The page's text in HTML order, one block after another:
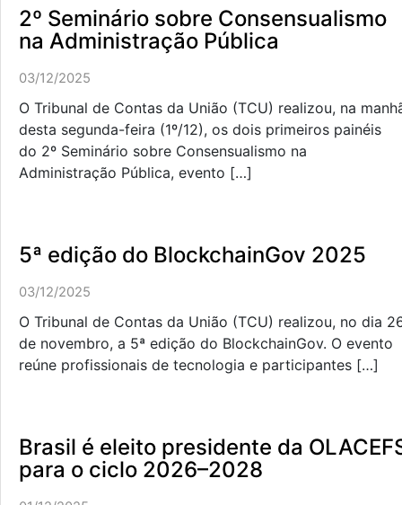
2º Seminário sobre Consensualismo
na Administração Pública
03/12/2025
O Tribunal de Contas da União (TCU) realizou, na
desta segunda-feira (1º/12), os dois primeiros painéis
do 2º Seminário sobre Consensualismo na
Administração Pública, evento […]
5ª edição do BlockchainGov 2025
03/12/2025
O Tribunal de Contas da União (TCU) realizou, no dia
de novembro, a 5ª edição do BlockchainGov. O evento
reúne profissionais de tecnologia e participantes […]
Brasil é eleito presidente da
para o ciclo 2026–2028